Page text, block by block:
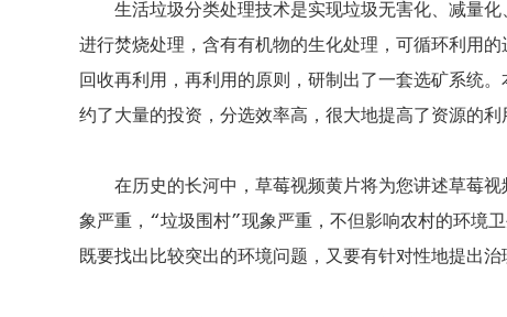
生活垃圾分类处理技术是实现垃圾无害化、减量
进行焚烧处理，含有有机物的生化处理，可循环利用
回收再利用，再利用的原则，研制出了一套选矿系统
约了大量的投资，分选效率高，很大地提高了资源的利
在历史的长河中，草莓视频黄片将为您讲述草莓
象严重，“垃圾围村”现象严重，不但影响农村的环境
既要找出比较突出的环境问题，又要有针对性地提出